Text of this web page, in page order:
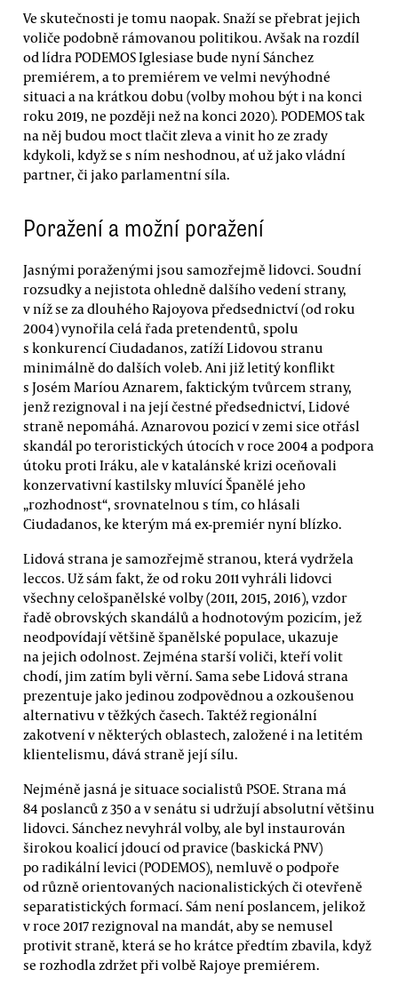
Ve skutečnosti je tomu naopak. Snaží se přebrat jejich
voliče podobně rámovanou politikou. Avšak na rozdíl
od lídra PODEMOS Iglesiase bude nyní Sánchez
premiérem, a to premiérem ve velmi nevýhodné
situaci a na krátkou dobu (volby mohou být i na konci
roku 2019, ne později než na konci 2020). PODEMOS tak
na něj budou moct tlačit zleva a vinit ho ze zrady
kdykoli, když se s ním neshodnou, ať už jako vládní
partner, či jako parlamentní síla.
Poražení a možní poražení
Jasnými poraženými jsou samozřejmě lidovci. Soudní
rozsudky a nejistota ohledně dalšího vedení strany,
v níž se za dlouhého Rajoyova předsednictví (od roku
2004) vynořila celá řada pretendentů, spolu
s konkurencí Ciudadanos, zatíží Lidovou stranu
minimálně do dalších voleb. Ani již letitý konflikt
s Josém Maríou Aznarem, faktickým tvůrcem strany,
jenž rezignoval i na její čestné předsednictví, Lidové
straně nepomáhá. Aznarovou pozicí v zemi sice otřásl
skandál po teroristických útocích v roce 2004 a podpora
útoku proti Iráku, ale v katalánské krizi oceňovali
konzervativní kastilsky mluvící Španělé jeho
„rozhodnost“, srovnatelnou s tím, co hlásali
Ciudadanos, ke kterým má ex-premiér nyní blízko.
Lidová strana je samozřejmě stranou, která vydržela
leccos. Už sám fakt, že od roku 2011 vyhráli lidovci
všechny celošpanělské volby (2011, 2015, 2016), vzdor
řadě obrovských skandálů a hodnotovým pozicím, jež
neodpovídají většině španělské populace, ukazuje
na jejich odolnost. Zejména starší voliči, kteří volit
chodí, jim zatím byli věrní. Sama sebe Lidová strana
prezentuje jako jedinou zodpovědnou a ozkoušenou
alternativu v těžkých časech. Taktéž regionální
zakotvení v některých oblastech, založené i na letitém
klientelismu, dává straně její sílu.
Nejméně jasná je situace socialistů PSOE. Strana má
84 poslanců z 350 a v senátu si udržují absolutní většinu
lidovci. Sánchez nevyhrál volby, ale byl instaurován
širokou koalicí jdoucí od pravice (baskická PNV)
po radikální levici (PODEMOS), nemluvě o podpoře
od různě orientovaných nacionalistických či otevřeně
separatistických formací. Sám není poslancem, jelikož
v roce 2017 rezignoval na mandát, aby se nemusel
protivit straně, která se ho krátce předtím zbavila, když
se rozhodla zdržet při volbě Rajoye premiérem.